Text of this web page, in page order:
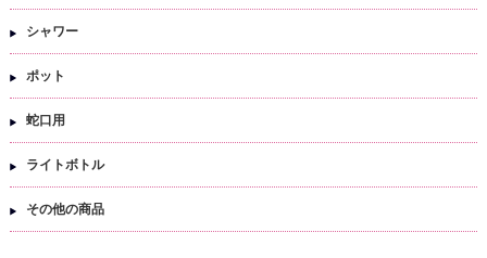
シャワー
ポット
蛇口用
ライトボトル
その他の商品